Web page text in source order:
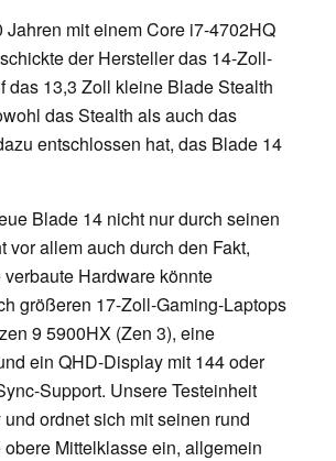
mit einem Core i7-4702HQ
der Hersteller das 14-Zoll-
das 13,3 Zoll kleine Blade Stealth
das Stealth als auch das
entschlossen hat, das Blade 14
Blade 14 nicht nur durch seinen
vor allem auch durch den Fakt,
Hardware könnte
größeren 17-Zoll-Gaming-Laptops
9 5900HX (Zen 3), eine
ein QHD-Display mit 144 oder
Support. Unsere Testeinheit
ordnet sich mit seinen rund
Mittelklasse ein, allgemein